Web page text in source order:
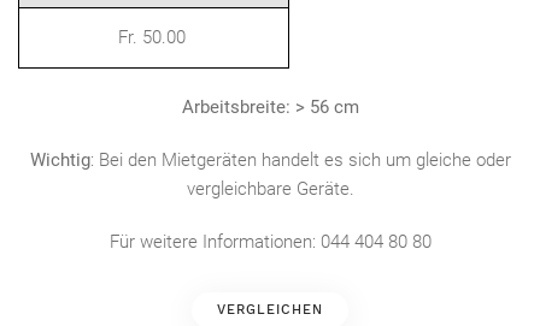
Fr. 50.00
Arbeitsbreite: > 56 cm
Wichtig: Bei den Mietgeräten handelt es sich um gleiche oder
vergleichbare Geräte.
Für weitere Informationen: 044 404 80 80
VERGLEICHEN